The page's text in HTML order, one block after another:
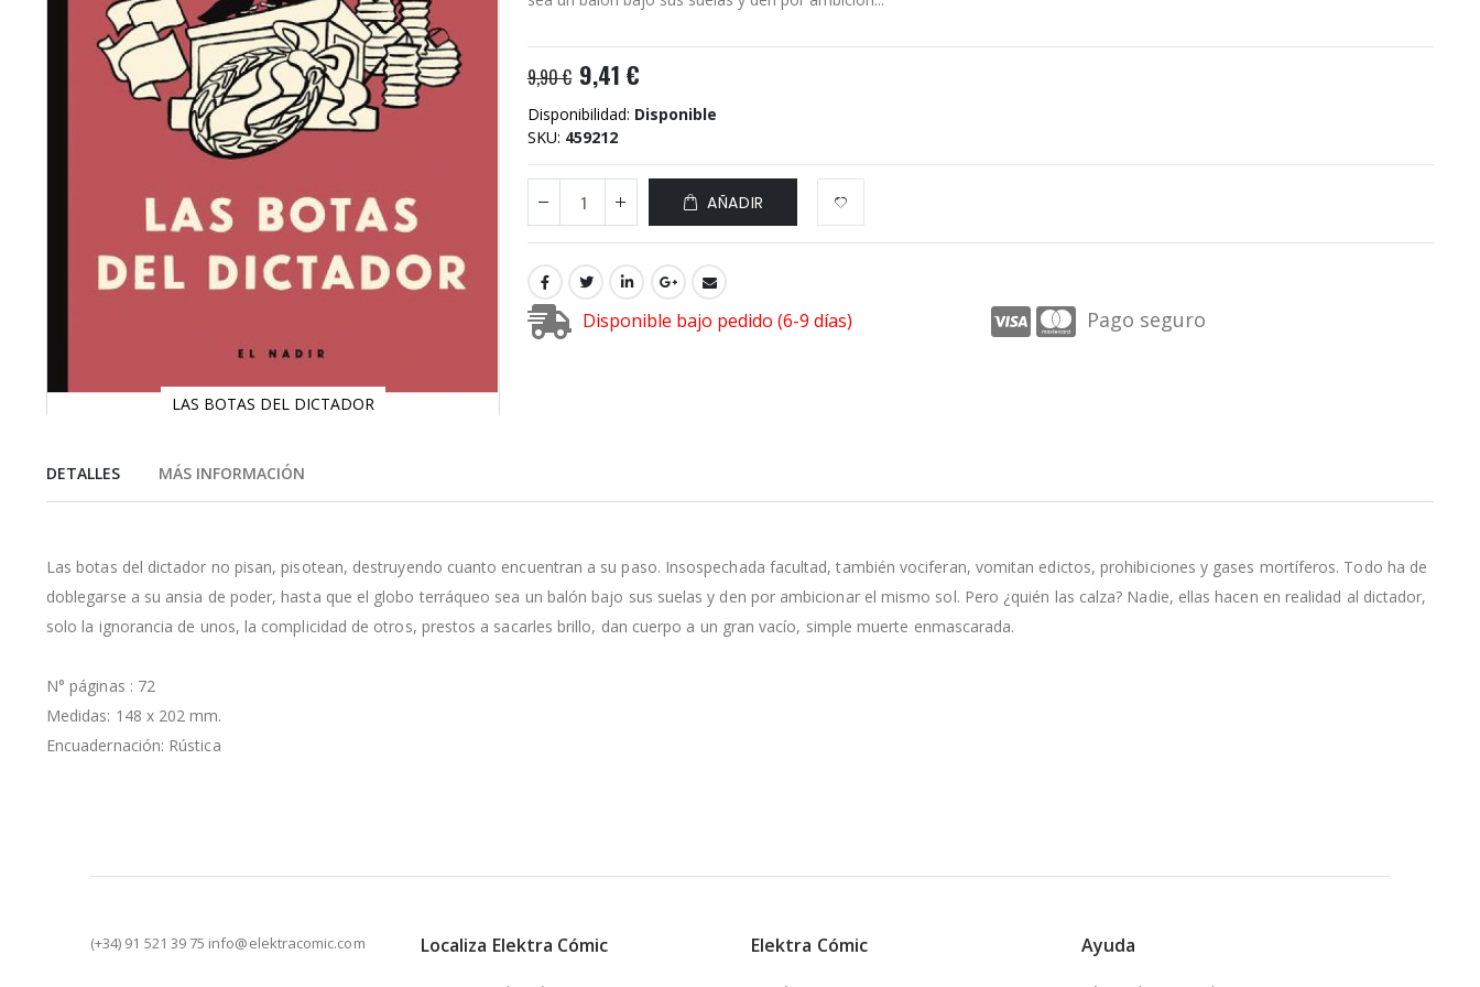
LAS BOTAS DEL DICTADOR
comienzo
la
imágenes
9,90 € 9,41 €
Disponibilidad: Disponible
SKU 459212
AÑADIR
Disponible bajo pedido (6-9 días) Pago seguro
DETALLES
Las botas del dictador no pisan, pisotean, destruyendo cuanto encuentran a su paso. Insospechada facultad, también vociferan, vomitan edictos, prohibiciones y gases mortíferos. Todo ha de
doblegarse a su ansia de poder, hasta que el globo terráqueo sea un balón bajo sus suelas y den por ambicionar el mismo sol. Pero ¿quién las calza? Nadie, ellas hacen en realidad al dictador,
solo la ignorancia de unos, la complicidad de otros, prestos a sacarles brillo, dan cuerpo a un gran vacío, simple muerte enmascarada.
N° páginas : 72
Medidas: 148 x 202 mm.
Encuadernación: Rústica
MÁS INFORMACIÓN
(+34) 91 521 39 75 info@elektracomic.com Localiza Elektra Cómic Elektra Cómic Ayuda